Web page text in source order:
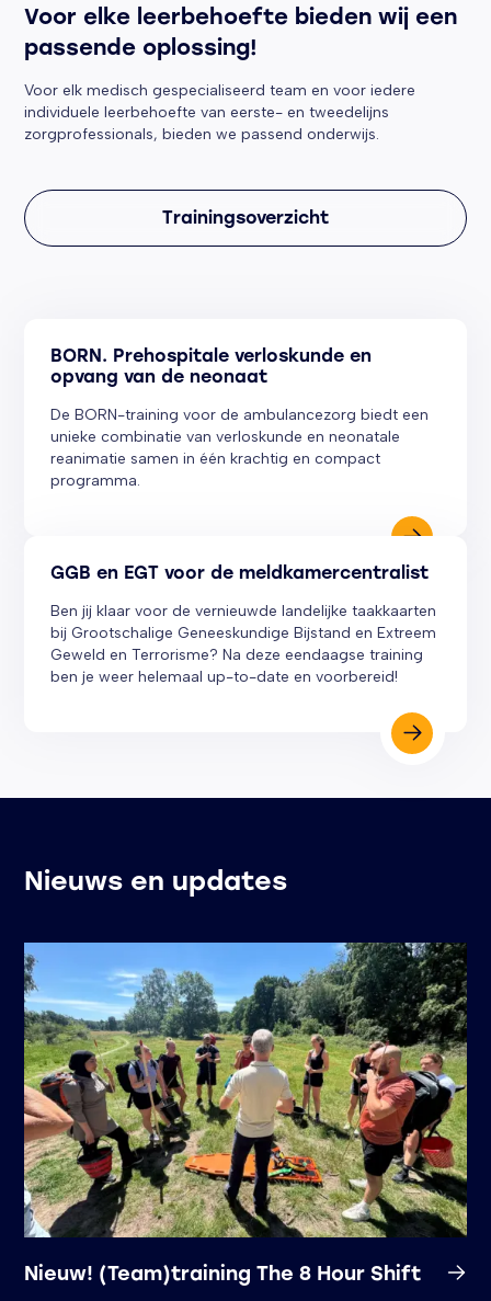
Voor elke leerbehoefte bieden wij een
passende oplossing!
Voor elk medisch gespecialiseerd team en voor iedere
individuele leerbehoefte van eerste- en tweedelijns
zorgprofessionals, bieden we passend onderwijs.
Trainingsoverzicht
BORN. Prehospitale verloskunde en
opvang van de neonaat
De BORN-training voor de ambulancezorg biedt een
unieke combinatie van verloskunde en neonatale
reanimatie samen in één krachtig en compact
programma.
GGB en EGT voor de meldkamercentralist
Ben jij klaar voor de vernieuwde landelijke taakkaarten
bij Grootschalige Geneeskundige Bijstand en Extreem
Geweld en Terrorisme? Na deze eendaagse training
ben je weer helemaal up-to-date en voorbereid!
Nieuws en updates
Nieuw! (Team)training The 8 Hour Shift